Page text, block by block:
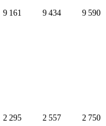
9 161 9 434 9 590
2 295 2 557 2 750